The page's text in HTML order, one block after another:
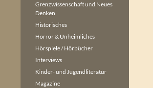
Grenzwissenschaft und Neues
Denken
Historisches
Horror & Unheimliches
Hörspiele / Hörbücher
Interviews
Kinder- und Jugendliteratur
Magazine